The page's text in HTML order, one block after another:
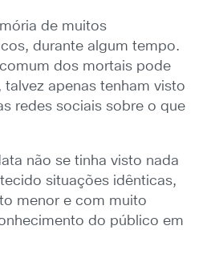
de muitos
durante algum tempo.
dos mortais pode
apenas tenham visto
redes sociais sobre o que
não se tinha visto nada
situações idênticas,
menor e com muito
do público em